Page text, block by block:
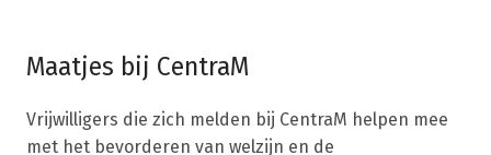
Maatjes bij CentraM
Vrijwilligers die zich melden bij CentraM helpen mee
met het bevorderen van welzijn en de